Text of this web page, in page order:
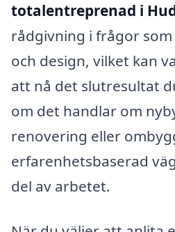
totalentreprenad i
rådgivning i frågor
och design, vilket kan
att nå det slutresultat
om det handlar om
renovering eller
erfarenhetsbaserad
del av arbetet.